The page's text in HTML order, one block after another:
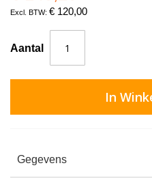
€ 120,00
Aantal
In
Gegevens